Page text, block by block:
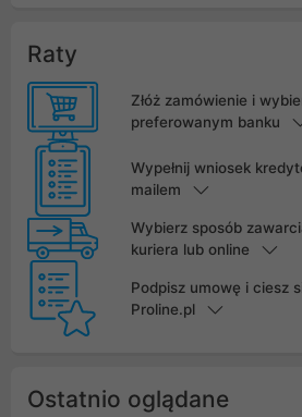
Raty
Złóż zamówienie i
preferowanym banku
Wypełnij wniosek
mailem
Wybierz sposób
kuriera lub online
Podpisz umowę i ciesz
Proline.pl
Ostatnio oglądane